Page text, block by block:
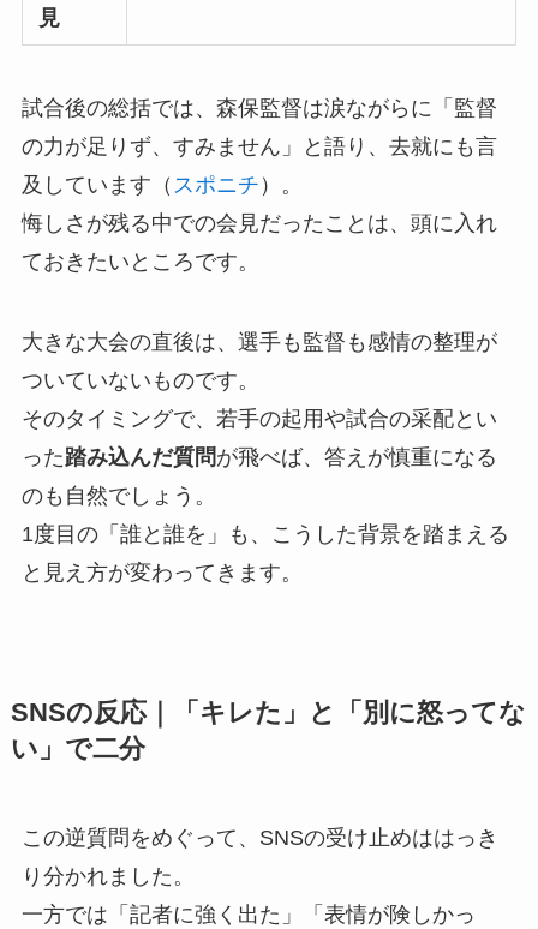
見
試合後の総括では、森保監督は涙ながらに「監督
の力が足りず、すみません」と語り、去就にも言
及しています（ スポニチ ）。
悔しさが残る中での会見だったことは、頭に入れ
ておきたいところです。
大きな大会の直後は、選手も監督も感情の整理が
ついていないものです。
そのタイミングで、若手の起用や試合の采配とい
った踏み込んだ質問が飛べば、答えが慎重になる
のも自然でしょう。
1度目の「誰と誰を」も、こうした背景を踏まえる
と見え方が変わってきます。
SNSの反応｜「キレた」と「別に怒ってな
い」で二分
この逆質問をめぐって、SNSの受け止めははっき
り分かれました。
一方では「記者に強く出た」「表情が険しかっ